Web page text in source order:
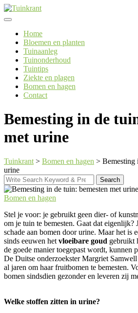
Skip
to
Home
Bloemen en planten
Tuinaanleg
Tuinonderhoud
Tuintips
Ziekte en plagen
Bomen en hagen
Contact
Bemesting in de
met urine
Tuinkrant > Bomen en hagen > Bemesting
urine
Search
for:
Search
Bomen en hagen
Stel je voor: je gebruikt geen dier- of
om je tuin te bemesten. Gaat dat eigenlijk?
schade aan bomen door urine. Maar het is
sinds eeuwen het vloeibare goud gebruikt
de goede manier toegepast wordt, kunnen
De Duitse onderzoekster Margriet
al jaren om haar fruitbomen te bemesten.
bomen sindsdien gezonder en leveren zij
Welke stoffen zitten in urine?